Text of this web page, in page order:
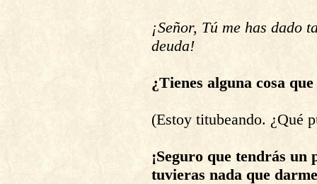
¡Señor, Tú me has dado
deuda!
¿Tienes alguna cosa
(Estoy titubeando. ¿Qué
¡Seguro que tendrás un
tuvieras nada que